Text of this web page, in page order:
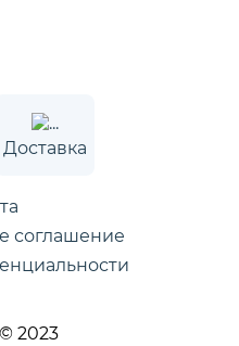
соглашение
2023
Доставка